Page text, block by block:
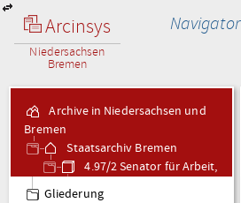
Arcinsys
Niedersachsen
Bremen
Navigator
Archive in Niedersachsen und
Bremen
Staatsarchiv Bremen
4.97/2 Senator für Arbeit,
Akten gemäß Aktenplan
Gliederung